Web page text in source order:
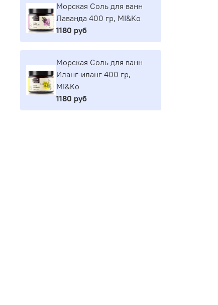
Морская Соль для ванн
Лаванда 400 гр, MI&Ko
1180 руб
Морская Соль для ванн
Иланг-иланг 400 гр,
Mi&Ko
1180 руб